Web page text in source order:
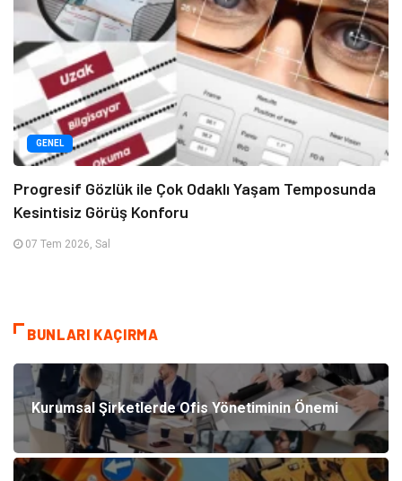
GENEL
Progresif Gözlük ile Çok Odaklı Yaşam Temposunda
Kesintisiz Görüş Konforu
07 Tem 2026, Sal
BUNLARI KAÇIRMA
Kurumsal Şirketlerde Ofis Yönetiminin Önemi